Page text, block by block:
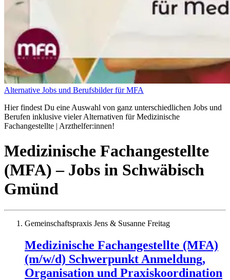
Alternative Jobs und Berufsbilder für MFA
Hier findest Du eine Auswahl von ganz unterschiedlichen Jobs und
Berufen inklusive vieler Alternativen für Medizinische
Fachangestellte | Arzthelfer:innen!
Medizinische Fachangestellte
(MFA) – Jobs in Schwäbisch
Gmünd
Gemeinschaftspraxis Jens & Susanne Freitag
Medizinische Fachangestellte (MFA)
(m/w/d) Schwerpunkt Anmeldung,
Organisation und Praxiskoordination